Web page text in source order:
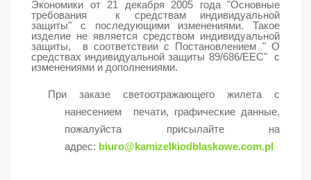
Экономики от 21 декабря 2005 года "Основные
требования к средствам индивидуальной
защиты" с последующими изменениями. Такое
изделие не является средством индивидуальной
защиты, в соответствии с Постановлением " О
средствах индивидуальной защиты 89/686/EEC" с
изменениями и дополнениями.
При заказе светоотражающего жилета с
нанесением печати, графические данные,
пожалуйста присылайте на
адрес: biuro@kamizelkiodblaskowe.com.pl